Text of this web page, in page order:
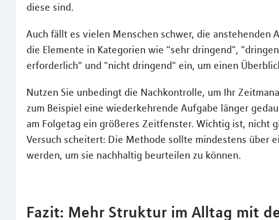
diese sind.
Auch fällt es vielen Menschen schwer, die anstehenden
die Elemente in Kategorien wie "sehr dringend",
erforderlich" und "nicht dringend" ein, um einen
Nutzen Sie unbedingt die Nachkontrolle, um Ihr
zum Beispiel eine wiederkehrende Aufgabe länger
am Folgetag ein größeres Zeitfenster. Wichtig ist, nicht
Versuch scheitert: Die Methode sollte mindestens über
werden, um sie nachhaltig beurteilen zu können.
Fazit: Mehr Struktur im Alltag mit